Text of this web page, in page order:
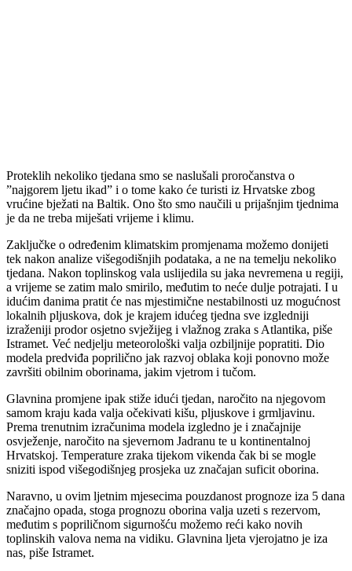
Proteklih nekoliko tjedana smo se naslušali proročanstva o
”najgorem ljetu ikad” i o tome kako će turisti iz Hrvatske zbog
vrućine bježati na Baltik. Ono što smo naučili u prijašnjim tjednima
je da ne treba miješati vrijeme i klimu.
Zaključke o određenim klimatskim promjenama možemo donijeti
tek nakon analize višegodišnjih podataka, a ne na temelju nekoliko
tjedana. Nakon toplinskog vala uslijedila su jaka nevremena u regiji,
a vrijeme se zatim malo smirilo, međutim to neće dulje potrajati. I u
idućim danima pratit će nas mjestimične nestabilnosti uz mogućnost
lokalnih pljuskova, dok je krajem idućeg tjedna sve izgledniji
izraženiji prodor osjetno svježijeg i vlažnog zraka s Atlantika, piše
Istramet. Već nedjelju meteorološki valja ozbiljnije popratiti. Dio
modela predviđa poprilično jak razvoj oblaka koji ponovno može
završiti obilnim oborinama, jakim vjetrom i tučom.
Glavnina promjene ipak stiže idući tjedan, naročito na njegovom
samom kraju kada valja očekivati kišu, pljuskove i grmljavinu.
Prema trenutnim izračunima modela izgledno je i značajnije
osvježenje, naročito na sjevernom Jadranu te u kontinentalnoj
Hrvatskoj. Temperature zraka tijekom vikenda čak bi se mogle
sniziti ispod višegodišnjeg prosjeka uz značajan suficit oborina.
Naravno, u ovim ljetnim mjesecima pouzdanost prognoze iza 5 dana
značajno opada, stoga prognozu oborina valja uzeti s rezervom,
međutim s popriličnom sigurnošću možemo reći kako novih
toplinskih valova nema na vidiku. Glavnina ljeta vjerojatno je iza
nas, piše Istramet.